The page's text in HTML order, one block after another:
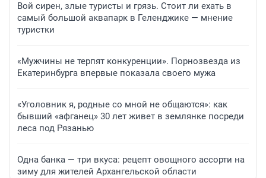
Вой сирен, злые туристы и грязь. Стоит ли ехать в
самый большой аквапарк в Геленджике — мнение
туристки
«Мужчины не терпят конкуренции». Порнозвезда из
Екатеринбурга впервые показала своего мужа
«Уголовник я, родные со мной не общаются»: как
бывший «афганец» 30 лет живет в землянке посреди
леса под Рязанью
Одна банка — три вкуса: рецепт овощного ассорти на
зиму для жителей Архангельской области